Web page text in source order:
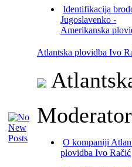
Identifikacija
Jugoslavenko -
Amerikanska
Atlantska plovidba Ivo
O kompaniji
plovidba Ivo Račić